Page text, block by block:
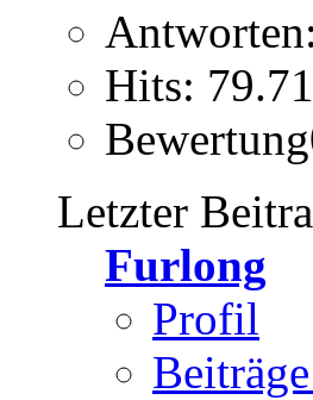
Antworten:
Hits:
Letzter
Furlong
Profil